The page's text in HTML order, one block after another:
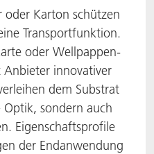
oder Karton schützen
Transportfunktion.
oder Wellpappen-
Anbieter innovativer
dem Substrat
sondern auch
Eigenschaftsprofile
der Endanwendung